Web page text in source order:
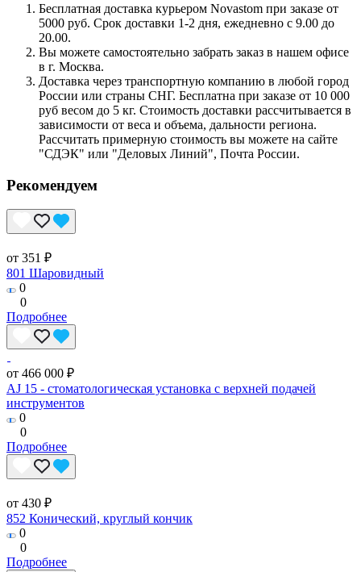
Бесплатная доставка курьером Novastom при заказе от
5000 руб. Срок доставки 1-2 дня, ежедневно с 9.00 до
20.00.
Вы можете самостоятельно забрать заказ в нашем офисе
в г. Москва.
Доставка через транспортную компанию в любой город
России или страны СНГ. Бесплатна при заказе от 10 000
руб весом до 5 кг. Стоимость доставки рассчитывается в
зависимости от веса и объема, дальности региона.
Рассчитать примерную стоимость вы можете на сайте
"СДЭК" или "Деловых Линий", Почта России.
Рекомендуем
от 351 ₽
801 Шаровидный
0
0
Подробнее
от 466 000 ₽
AJ 15 - стоматологическая установка с верхней подачей
инструментов
0
0
Подробнее
от 430 ₽
852 Конический, круглый кончик
0
0
Подробнее